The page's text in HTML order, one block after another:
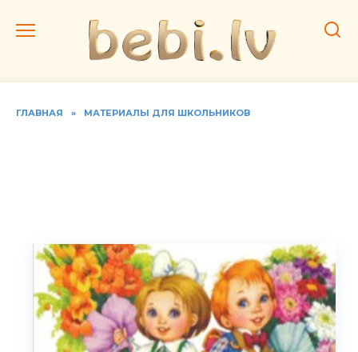
ГЛАВНАЯ » МАТЕРИАЛЫ ДЛЯ ШКОЛЬНИКОВ